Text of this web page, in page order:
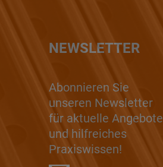
NEWSLETTER
Abonnieren Sie
unseren Newsletter
für aktuelle Angebote
und hilfreiches
Praxiswissen!